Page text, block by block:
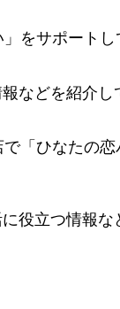
をサポートし
などを紹介し
「ひなたの
役立つ情報な